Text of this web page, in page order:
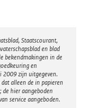
Staatscourant,
en blad
bekendmakingen in de
en
2009 zijn uitgegeven.
alleen de in papieren
hier aangeboden
service aangeboden.